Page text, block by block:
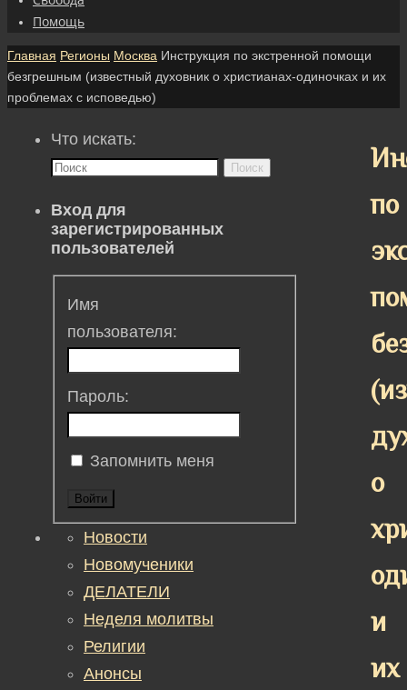
Помощь
Главная Регионы Москва Инструкция по экстренной помощи
безгрешным (известный духовник о христианах-одиночках и их
проблемах с исповедью)
по
о
и
их
Что искать:
Поиск
Вход для
зарегистрированных
пользователей
Имя
пользователя:
Пароль:
Запомнить меня
Войти
Новости
Новомученики
ДЕЛАТЕЛИ
Неделя молитвы
Религии
Анонсы